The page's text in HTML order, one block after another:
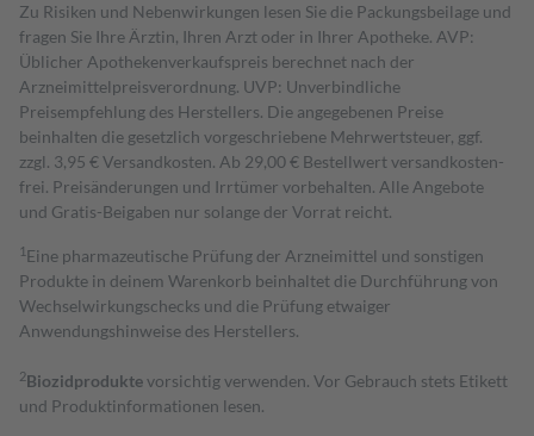
Zu Risiken und Nebenwirkungen lesen Sie die Packungsbeilage und
fragen Sie Ihre Ärztin, Ihren Arzt oder in Ihrer Apotheke. AVP:
Üblicher Apothekenverkaufspreis berechnet nach der
Arzneimittelpreisverordnung. UVP: Unverbindliche
Preisempfehlung des Herstellers. Die angegebenen Preise
beinhalten die gesetzlich vorgeschriebene Mehrwertsteuer, ggf.
zzgl. 3,95 € Versandkosten. Ab 29,00 € Bestell­wert versand­kosten­
frei. Preisänderungen und Irrtümer vorbehalten. Alle Angebote
und Gratis-Beigaben nur solange der Vorrat reicht.
1 Eine pharmazeutische Prüfung der Arzneimittel und sonstigen
Produkte in deinem Warenkorb beinhaltet die Durchführung von
Wechselwirkungschecks und die Prüfung etwaiger
Anwendungshinweise des Herstellers.
2Biozidproduktevorsichtig verwenden. Vor Gebrauch stets Etikett
und Produktinformationen lesen.